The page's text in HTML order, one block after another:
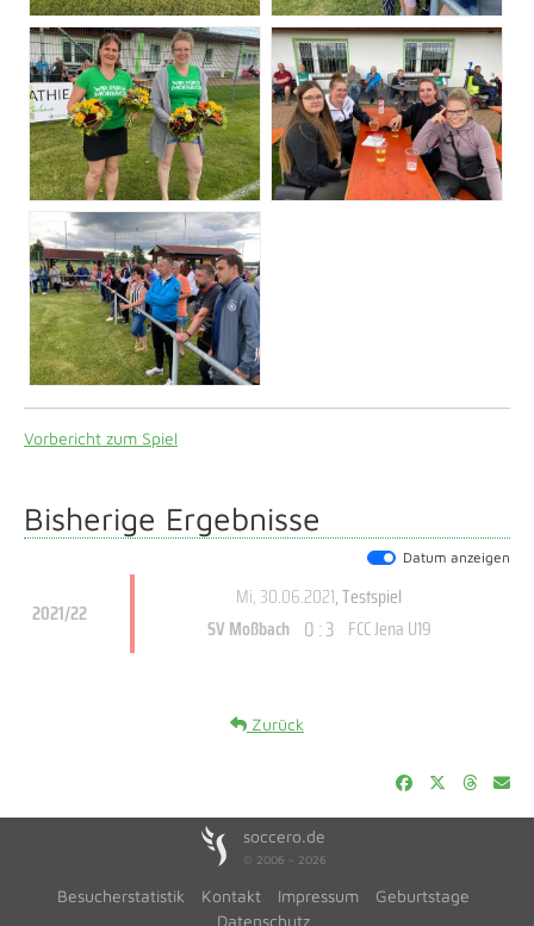
Vorbericht zum Spiel
Bisherige Ergebnisse
Datum anzeigen
2021/22
Mi, 30.06.2021, Testspiel
SV Moßbach 0 : 3 FCC Jena U19
Zurück
soccero.de
© 2006 - 2026
Besucherstatistik Kontakt Impressum
Geburtstage
Datenschutz